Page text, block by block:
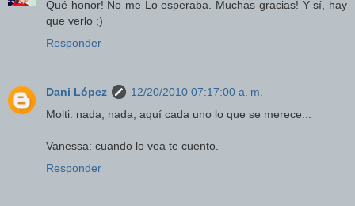
Qué honor! No me Lo esperaba. Muchas gracias! Y sí, hay
que verlo ;)
Responder
Dani López
12/20/2010 07:17:00 a. m.
Molti: nada, nada, aquí cada uno lo que se merece...
Vanessa: cuando lo vea te cuento.
Responder